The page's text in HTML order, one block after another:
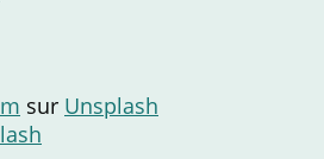
sur Unsplash